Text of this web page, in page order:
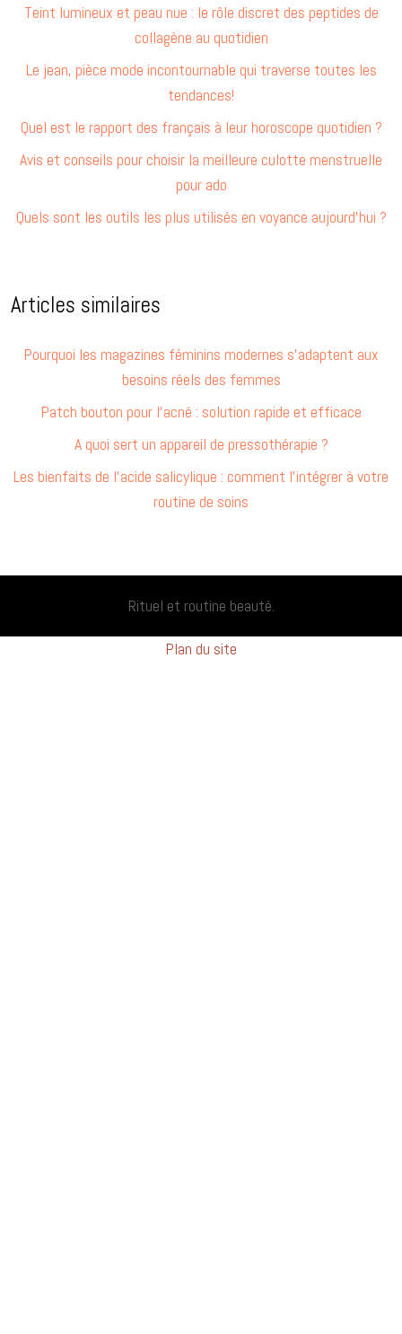
Teint lumineux et peau nue : le rôle discret des peptides de
collagène au quotidien
Le jean, pièce mode incontournable qui traverse toutes les
tendances!
Quel est le rapport des français à leur horoscope quotidien ?
Avis et conseils pour choisir la meilleure culotte menstruelle
pour ado
Quels sont les outils les plus utilisés en voyance aujourd’hui ?
Articles similaires
Pourquoi les magazines féminins modernes s’adaptent aux
besoins réels des femmes
Patch bouton pour l’acné : solution rapide et efficace
A quoi sert un appareil de pressothérapie ?
Les bienfaits de l’acide salicylique : comment l’intégrer à votre
routine de soins
Rituel et routine beauté.
Plan du site